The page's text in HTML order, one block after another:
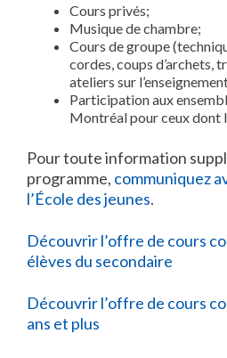
Cours privés;
Musique de chambre;
Cours de groupe
cordes, coups d’archets,
ateliers sur
Participation aux
Montréal pour ceux dont
Pour toute information
programme, communiquez
l’École des jeunes.
Découvrir l’offre de cours
élèves du secondaire
Découvrir l’offre de cours
ans et plus